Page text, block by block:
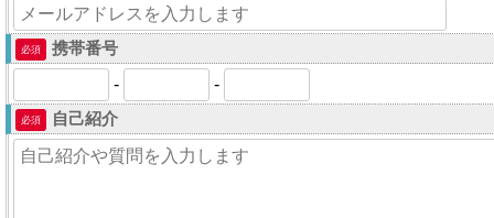
必須
携帯番号
-
-
必須 自己紹介